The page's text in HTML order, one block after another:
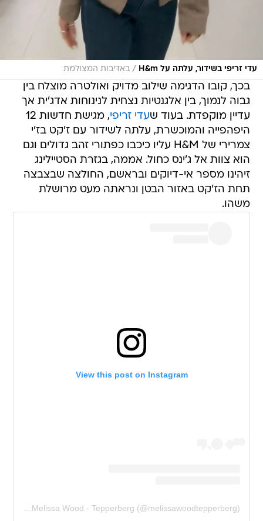
עדי זריפי בשידור, עלתה על H&m / באדיבות המצולמת
בכך, קובו הדגימה שילוב מדויק ואולטרה מוצלח בין
גבוה לנמוך, בין אלגנטיות נצחית לנינוחות אדג'ית אך
עדיין מוקפדת. בעוד שעדי זריפי
, מגישת חדשות 12
היפהפייה והמוכשרת, עלתה לשידור עם ז'קט בז'י
צמרירי של H&M עליו כיכבו כפתורי זהב גדולים וגם
הוא צוות אל ג'ינס כחול. אממה, בגזרת הסטיילינג
זיהינו מספר אי-דיוקים ובראשם, החולצה שבצבצה
תחת הז'קט באזור הבטן ונראתה מעט מרושלת
משהו.
View this post on Instagram